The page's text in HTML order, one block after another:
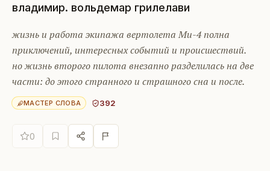
владимир. вольдемар грилелави
жизнь и работа экипажа вертолета Ми-4 полна
приключений, интересных событий и происшествий.
но жизнь второго пилота внезапно разделилась на две
части: до этого странного и страшного сна и после.
МАСТЕР СЛОВА 392
0